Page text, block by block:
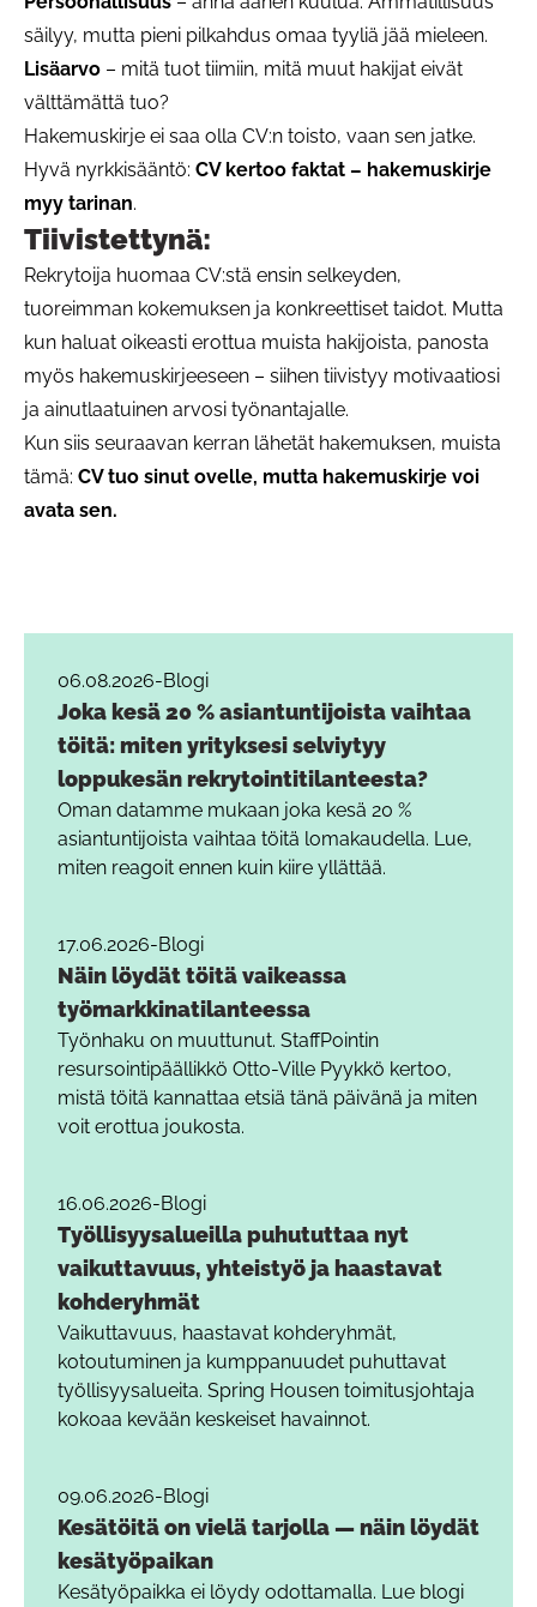
säilyy, mutta pieni pilkahdus omaa tyyliä jää mieleen.
Lisäarvo – mitä tuot tiimiin, mitä muut hakijat eivät
välttämättä tuo?
Hakemuskirje ei saa olla CV:n toisto, vaan sen jatke.
Hyvä nyrkkisääntö: CV kertoo faktat – hakemuskirje
myy tarinan.
Tiivistettynä:
Rekrytoija huomaa CV:stä ensin selkeyden,
tuoreimman kokemuksen ja konkreettiset taidot. Mutta
kun haluat oikeasti erottua muista hakijoista, panosta
myös hakemuskirjeeseen – siihen tiivistyy motivaatiosi
ja ainutlaatuinen arvosi työnantajalle.
Kun siis seuraavan kerran lähetät hakemuksen, muista
tämä: CV tuo sinut ovelle, mutta hakemuskirje voi
avata sen.
06.08.2026-Blogi
Joka kesä 20 % asiantuntijoista vaihtaa
töitä: miten yrityksesi selviytyy
loppukesän rekrytointitilanteesta?
Oman datamme mukaan joka kesä 20 %
asiantuntijoista vaihtaa töitä lomakaudella. Lue,
miten reagoit ennen kuin kiire yllättää.
17.06.2026-Blogi
Näin löydät töitä vaikeassa
työmarkkinatilanteessa
Työnhaku on muuttunut. StaffPointin
resursointipäällikkö Otto-Ville Pyykkö kertoo,
mistä töitä kannattaa etsiä tänä päivänä ja miten
voit erottua joukosta.
16.06.2026-Blogi
Työllisyysalueilla puhututtaa nyt
vaikuttavuus, yhteistyö ja haastavat
kohderyhmät
Vaikuttavuus, haastavat kohderyhmät,
kotoutuminen ja kumppanuudet puhuttavat
työllisyysalueita. Spring Housen toimitusjohtaja
kokoaa kevään keskeiset havainnot.
09.06.2026-Blogi
Kesätöitä on vielä tarjolla — näin löydät
kesätyöpaikan
Kesätyöpaikka ei löydy odottamalla. Lue blogi